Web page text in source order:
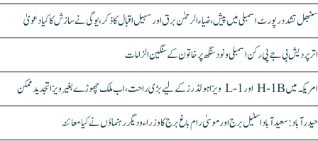
سنبھل تشدد رپورٹ اسمبلی میں پیش، ضیاء الرحمٰن برق اور سہیل اقبال کا ذکر، یوگی نے سازش کا کیا دعویٰ
اتر پردیش بی جے پی رکن اسمبلی ونود سنگھ پر خاتون کے سنگین الزامات
امریکہ میں H-1B اور L-1 ویزا ہولڈرز کے لیے بڑی راحت، اب ملک چھوڑے بغیر ویزا تجدید ممکن
حیدرآباد: سعیدآباد اسٹیل برج اور موسیٰ رام باغ برج کا وزراء و دیگر رہنماؤں نے کیا معائنہ